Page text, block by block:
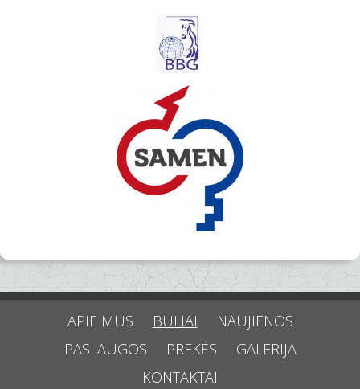
APIE MUS BULIAI
NAUJIENOS
PASLAUGOS
PREKĖS
GALERIJA
KONTAKTAI